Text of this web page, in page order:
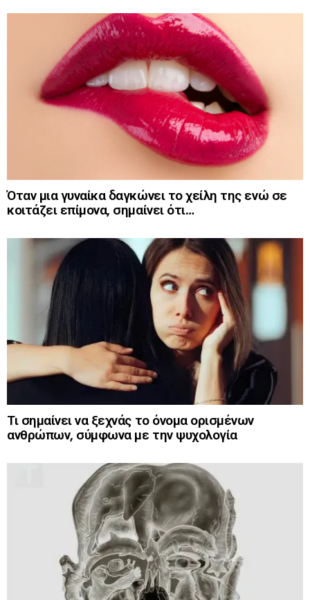
Όταν μια γυναίκα δαγκώνει το χείλη της ενώ σε
κοιτάζει επίμονα, σημαίνει ότι…
Τι σημαίνει να ξεχνάς το όνομα ορισμένων
ανθρώπων, σύμφωνα με την ψυχολογία